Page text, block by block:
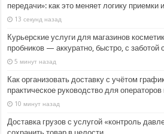
передачи»: как это меняет логику приемки
13 секунд назад
Курьерские услуги для магазинов
пробников — аккуратно, быстро, с заботой
5 минут назад
Как организовать доставку с учётом
практическое руководство для операторов
10 минут назад
Доставка грузов с услугой «контроль